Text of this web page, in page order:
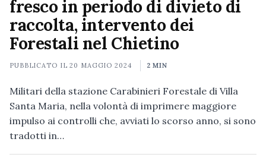
fresco in periodo di divieto di
raccolta, intervento dei
Forestali nel Chietino
PUBBLICATO IL20 MAGGIO 2024 2 MIN
Militari della stazione Carabinieri Forestale di Villa
Santa Maria, nella volontà di imprimere maggiore
impulso ai controlli che, avviati lo scorso anno, si sono
tradotti in…